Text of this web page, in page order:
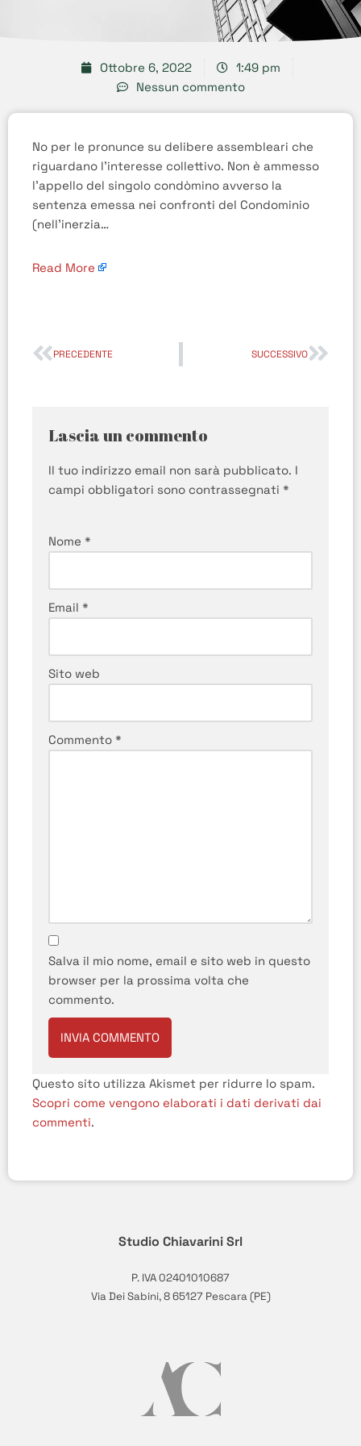
Ottobre 6, 2022
1:49 pm
Nessun commento
No per le pronunce su delibere assembleari che
riguardano l’interesse collettivo. Non è ammesso
l’appello del singolo condòmino avverso la
sentenza emessa nei confronti del Condominio
(nell’inerzia…
Read More
PRECEDENTE SUCCESSIVO
Lascia un commento
Il tuo indirizzo email non sarà pubblicato. I
campi obbligatori sono contrassegnati *
Nome *
Email *
Sito web
Commento *
Salva il mio nome, email e sito web in questo
browser per la prossima volta che
commento.
Questo sito utilizza Akismet per ridurre lo spam.
Scopri come vengono elaborati i dati derivati dai
commenti.
Studio Chiavarini Srl
P. IVA 02401010687
Via Dei Sabini, 8 65127 Pescara (PE)